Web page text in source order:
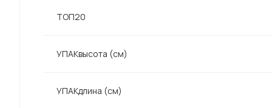
ТОП20
УПАКвысота (см)
УПАКдлина (см)